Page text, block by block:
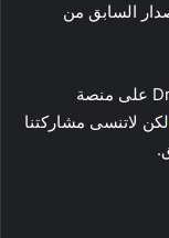
السابق من
يمكنك تحميل التحديث الجديد لتطبيق Dropbox على منصة
لكن لاتنسى مشاركتنا